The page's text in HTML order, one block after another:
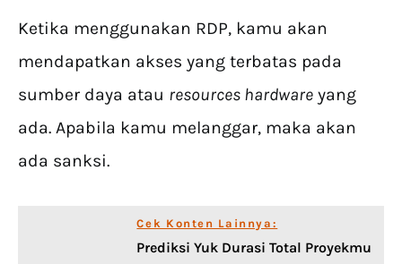
Ketika menggunakan RDP, kamu akan
mendapatkan akses yang terbatas pada
sumber daya atau resources hardware yang
ada. Apabila kamu melanggar, maka akan
ada sanksi.
Cek Konten Lainnya:
Prediksi Yuk Durasi Total Proyekmu